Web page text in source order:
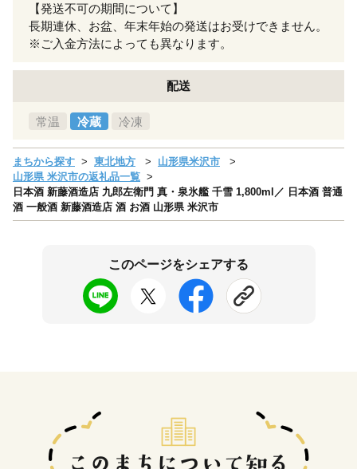
【発送不可の期間について】
長期連休、お盆、年末年始の発送はお受けできません。
※ご入金方法によっても異なります。
配送
常温 冷蔵 冷凍
まちから探す 東北地方
山形県米沢市
山形県 米沢市の返礼品一覧
日本酒 新藤酒造店 九郎左衛門 真・泉氷艦 千雪 1,800ml／ 日本酒 普通
酒 一般酒 新藤酒造店 酒 お酒 山形県 米沢市
このページをシェアする